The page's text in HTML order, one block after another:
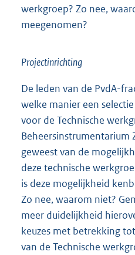
werkgroep? Zo nee,
meegenomen?
Projectinrichting
De leden van de PvdA-
welke manier een
voor de Technische
Beheersinstrumentarium
geweest van de
deze technische
is deze mogelijkheid
Zo nee, waarom niet?
meer duidelijkheid
keuzes met betrekking
van de Technische